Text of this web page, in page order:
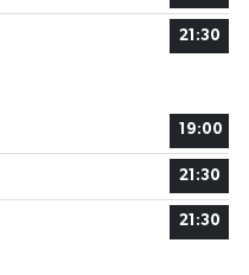
21:30
19:00
21:30
21:30